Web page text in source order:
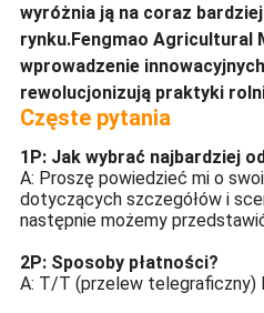
wyróżnia ją na coraz
rynku.Fengmao Agricultural
wprowadzenie
rewolucjonizują praktyki
Częste pytania
1P: Jak wybrać najbardziej
A: Proszę powiedzieć mi o
dotyczących szczegółów i
następnie możemy
2P: Sposoby płatności?
A: T/T (przelew telegraficzny)